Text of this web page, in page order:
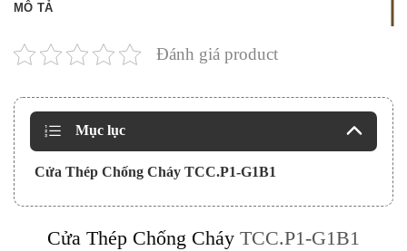
MÔ TẢ
Đánh giá product
Mục lục
Cửa Thép Chống Cháy TCC.P1-G1B1
Cửa Thép Chống Cháy TCC.P1-G1B1